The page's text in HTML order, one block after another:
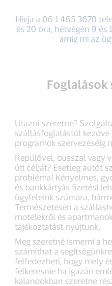
Hívja a 06 1 465 3670
és 20 óra, hétvégén 9 és
amíg mi az
Foglalások
Utazni szeretne?
szállásfoglalástól kezdve
programok szervezéséig
Repülővel, busszal vagy
úti célját? Esetleg autót
probléma! Kényelmes,
és bankkártyás fizetési
ügyfeleink számára,
Természetesen a
motelekről és
tájékoztatást nyújtunk.
Meg szeretné ismerni a
számíthat a
felfedezheti, hogy mely
felkeresnie ha igazán
kalandokban szeretne